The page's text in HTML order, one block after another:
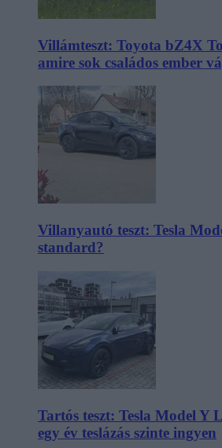
Villámteszt: Toyota bZ4X
amire sok családos ember
Villanyautó teszt: Tesla
standard?
Tartós teszt: Tesla Model Y
egy év teslázás szinte ingyen